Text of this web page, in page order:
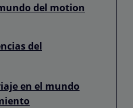
del motion
del
en el mundo